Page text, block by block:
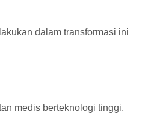
dalam transformasi ini
medis berteknologi tinggi,